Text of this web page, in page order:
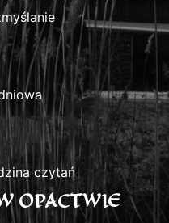
czytań
OPACTWIE